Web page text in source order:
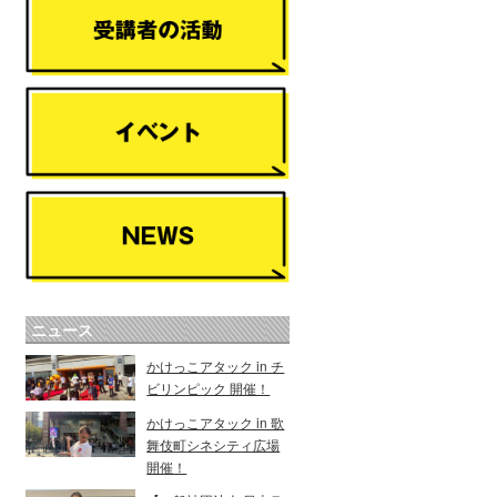
ニュース
かけっこアタック in チ
ビリンピック 開催！
かけっこアタック in 歌
舞伎町シネシティ広場
開催！